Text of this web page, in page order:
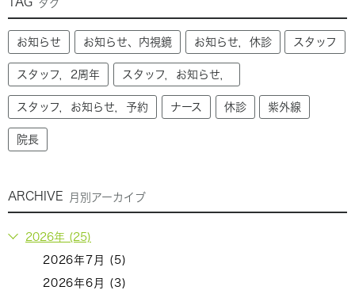
タグ
お知らせ お知らせ、内視鏡 お知らせ，休診 スタッフ
スタッフ，2周年 スタッフ，お知らせ，
スタッフ，お知らせ，予約 ナース 休診 紫外線
院長
ARCHIVE 月別アーカイブ
2026年 (25)
2026年7月 (5)
2026年6月 (3)